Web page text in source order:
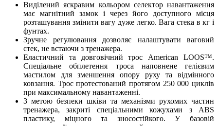
Виділений яскравим кольором селектор навантаження
має магнітний замок і через його доступного місця
розташування змінити вагу дуже легко. Вага стека в кг і
фунтах.
Зручне регулювання дозволяє налаштувати ваговий
стек, не встаючи з тренажера.
Еластичний та довговічний трос American LOOS™.
Спеціальне обплетення троса наповнене гелієвим
мастилом для зменшення опору руху та відмінного
ковзання. Трос протестований протягом 250 000 циклів
при максимальному навантаженні.
З метою безпеки шківи та механізми рухомих частин
тренажера, закриті спеціальними кожухами з ABS
пластику, міцного та зносостійкого. У базовій